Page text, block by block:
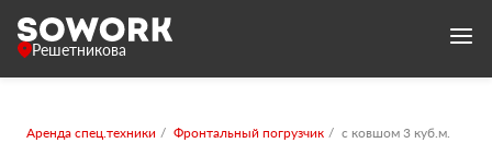
Решетникова
Аренда спец.техники Фронтальный погрузчик с ковшом 3 куб.м.